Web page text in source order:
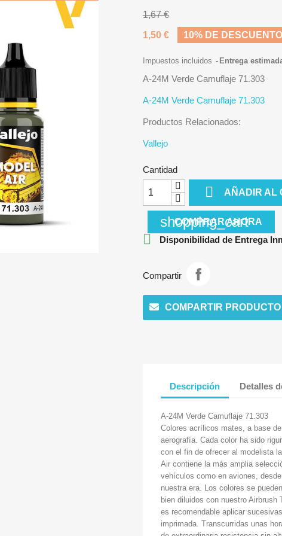
1,67 €
1,50 €
10% DE DESCUENTO
Impuestos incluidos Entrega
A-24M Verde Camuflaje 71.303
A-24M Verde Camuflaje 71.303
Productos Relacionados:
Vallejo
Cantidad
 AÑADIR AL
shopping_cart
COMPRAR AHORA
 Disponibilidad de Entrega
Compartir
COMPARTIR
Descripción Detalles
A-24M Verde Camuflaje 71.303
Colores acrílicos mates, a base
aerografía. Cada color ha sido
con el fin de ofrecer al modelista
Air contiene la más amplia
vehículos como en aviones,
nuestra era. Los colores se
bien diluidos con nuestro
es recomendable aplicar
imprimada. Transcurridas unas